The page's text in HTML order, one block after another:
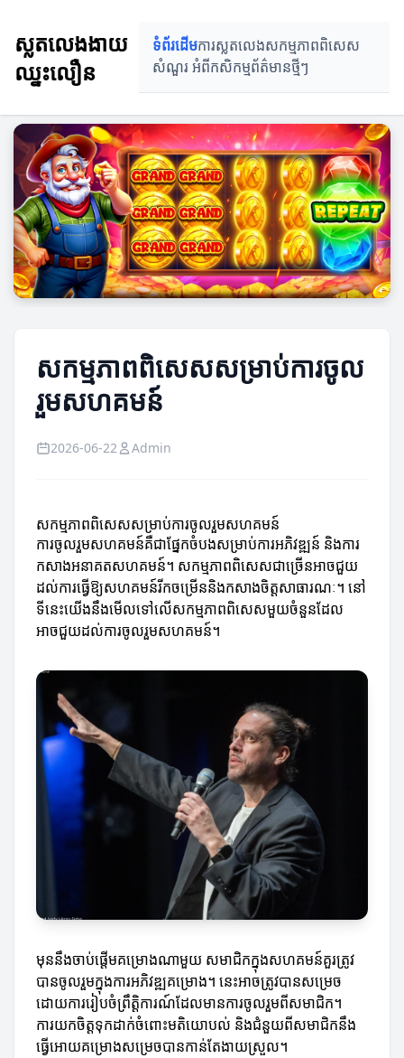
ស្លតលេងងាយ
ឈ្នះលឿន
ទំព័រដើមការស្លតលេងសកម្មភាពពិសេស
សំណួរ អំពីកសិកម្មព័ត៌មានថ្មីៗ
សកម្មភាពពិសេសសម្រាប់ការចូល
រួមសហគមន៍
2026-06-22 Admin
សកម្មភាពពិសេសសម្រាប់ការចូលរួមសហគមន៍
ការចូលរួមសហគមន៍គឺជាផ្នែកចំបងសម្រាប់ការអភិវឌ្ឍន៍ និងការ
កសាងអនាគតសហគមន៍។ សកម្មភាពពិសេសជាច្រើនអាចជួយ
ដល់ការធ្វើឱ្យសហគមន៍រីកចម្រើននិងកសាងចិត្តសាធារណៈ។ នៅ
ទីនេះយើងនឹងមើលទៅលើសកម្មភាពពិសេសមួយចំនួនដែល
អាចជួយដល់ការចូលរួមសហគមន៍។
មុននឹងចាប់ផ្តើមគម្រោងណាមួយ សមាជិកក្នុងសហគមន៍គួរត្រូវ
បានចូលរួមក្នុងការអភិវឌ្ឍគម្រោង។ នេះអាចត្រូវបានសម្រេច
ដោយការរៀបចំព្រឹត្តិការណ៍ដែលមានការចូលរួមពីសមាជិក។
ការយកចិត្តទុកដាក់ចំពោះមតិយោបល់ និងជំនួយពីសមាជិកនឹង
ធ្វើអោយគម្រោងសម្រេចបានកាន់តែងាយស្រួល។